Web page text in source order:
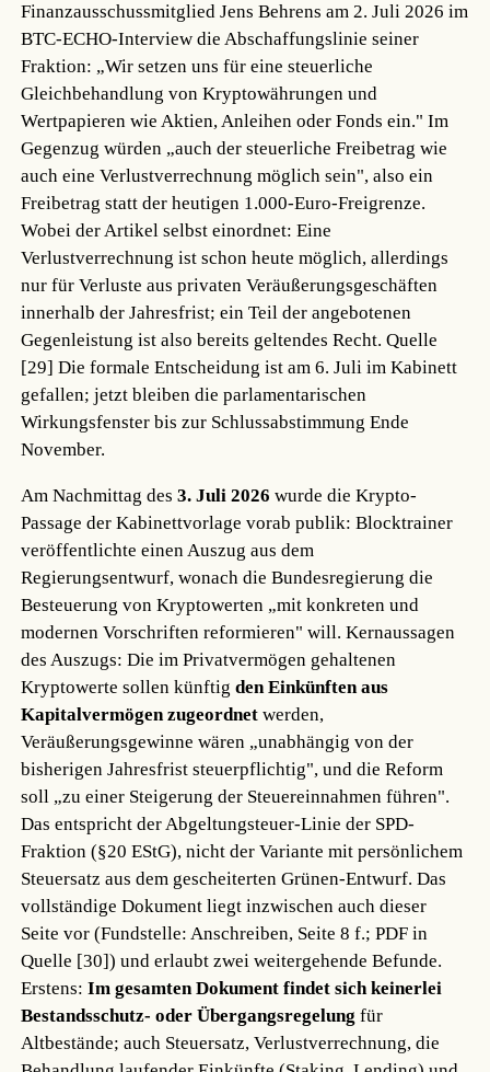
Finanzausschussmitglied Jens Behrens am 2. Juli 2026 im
BTC-ECHO-Interview die Abschaffungslinie seiner
Fraktion: „Wir setzen uns für eine steuerliche
Gleichbehandlung von Kryptowährungen und
Wertpapieren wie Aktien, Anleihen oder Fonds ein." Im
Gegenzug würden „auch der steuerliche Freibetrag wie
auch eine Verlustverrechnung möglich sein", also ein
Freibetrag statt der heutigen 1.000-Euro-Freigrenze.
Wobei der Artikel selbst einordnet: Eine
Verlustverrechnung ist schon heute möglich, allerdings
nur für Verluste aus privaten Veräußerungsgeschäften
innerhalb der Jahresfrist; ein Teil der angebotenen
Gegenleistung ist also bereits geltendes Recht.Quelle
[29] Die formale Entscheidung ist am 6. Juli im Kabinett
gefallen; jetzt bleiben die parlamentarischen
Wirkungsfenster bis zur Schlussabstimmung Ende
November.
Am Nachmittag des3. Juli 2026 wurde die Krypto-
Passage der Kabinettvorlage vorab publik: Blocktrainer
veröffentlichte einen Auszug aus dem
Regierungsentwurf, wonach die Bundesregierung die
Besteuerung von Kryptowerten „mit konkreten und
modernen Vorschriften reformieren" will. Kernaussagen
des Auszugs: Die im Privatvermögen gehaltenen
Kryptowerte sollen künftigden Einkünften aus
Kapitalvermögen zugeordnet werden,
Veräußerungsgewinne wären „unabhängig von der
bisherigen Jahresfrist steuerpflichtig", und die Reform
soll „zu einer Steigerung der Steuereinnahmen führen".
Das entspricht der Abgeltungsteuer-Linie der SPD-
Fraktion (§20 EStG), nicht der Variante mit persönlichem
Steuersatz aus dem gescheiterten Grünen-Entwurf. Das
vollständige Dokument liegt inzwischen auch dieser
Seite vor (Fundstelle: Anschreiben, Seite 8 f.; PDF in
Quelle [30]) und erlaubt zwei weitergehende Befunde.
Erstens:Im gesamten Dokument findet sich keinerlei
Bestandsschutz- oder Übergangsregelung für
Altbestände; auch Steuersatz, Verlustverrechnung, die